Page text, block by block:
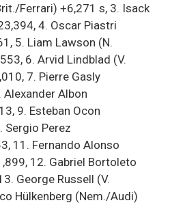
Ferrari) +6,271 s, 3. Isack
4. Oscar Piastri
5. Liam Lawson (N.
6. Arvid Lindblad (V.
7. Pierre Gasly
Albon
9. Esteban Ocon
Sergio Perez
11. Fernando Alonso
12. Gabriel Bortoleto
George Russell (V.
Hülkenberg (Nem./Audi)